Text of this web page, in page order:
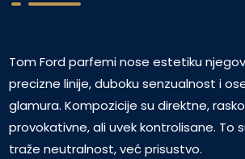
Tom Ford parfemi nose estetiku
precizne linije, duboku senzualnost i
glamura. Kompozicije su direktne,
provokativne, ali uvek kontrolisane. To
traže neutralnost, već prisustvo.